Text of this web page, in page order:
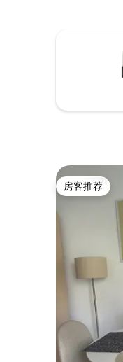
泰奥拉（
房客推荐
房客推荐